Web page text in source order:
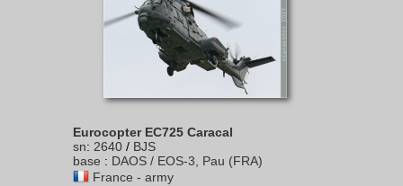
Eurocopter EC725 Caracal
sn: 2640 / BJS
base : DAOS / EOS-3, Pau (FRA)
France - army